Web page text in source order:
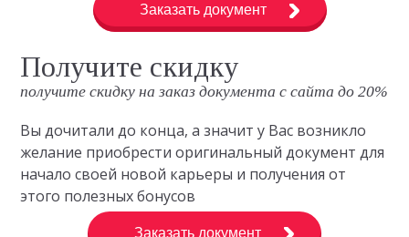
Заказать документ
Получите скидку
получите скидку на заказ документа с сайта до 20%
Вы дочитали до конца, а значит у Вас возникло
желание приобрести оригинальный документ для
начало своей новой карьеры и получения от
этого полезных бонусов
Заказать документ